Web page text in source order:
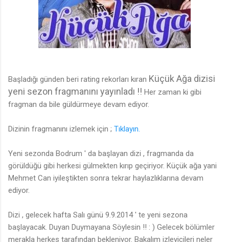
Başladığı günden beri rating rekorları kıran Küçük Ağa dizisi
yeni sezon fragmanını yayınladı !! Her zaman ki gibi
fragman da bile güldürmeye devam ediyor.
Dizinin fragmanını izlemek için ; Tıklayın.
Yeni sezonda Bodrum ' da başlayan dizi , fragmanda da
görüldüğü gibi herkesi gülmekten kırıp geçiriyor. Küçük ağa yani
Mehmet Can iyileştikten sonra tekrar haylazlıklarına devam
ediyor.
Dizi , gelecek hafta Salı günü 9.9.2014 ' te yeni sezona
başlayacak. Duyan Duymayana Söylesin !! : ) Gelecek bölümler
merakla herkes tarafından bekleniyor. Bakalım izleyicileri neler